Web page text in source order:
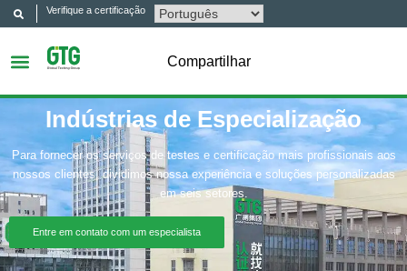
Verifique a certificação
Compartilhar
Indústrias de Especialização
Para fornecer os serviços de testes e certificação mais profissionais aos
nossos clientes, dividimos nossa experiência e soluções personalizadas
em seis setores.
Entre em contato com um especialista